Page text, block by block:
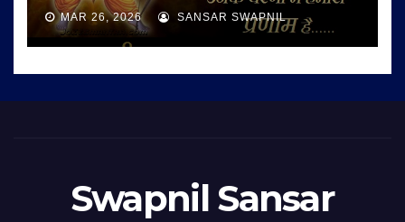
MAR 26, 2026 SANSAR SWAPNIL
Swapnil Sansar